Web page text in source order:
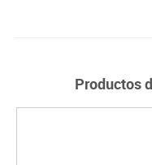
* También incluye una
Productos